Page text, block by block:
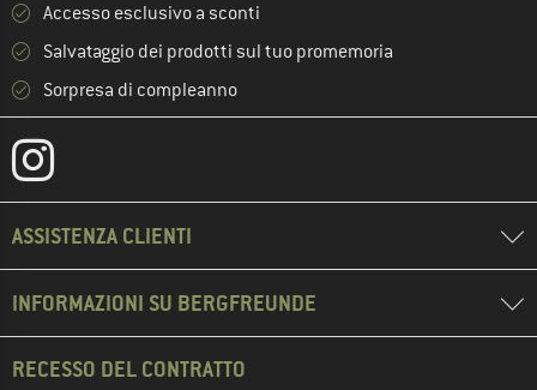
Accesso esclusivo a sconti
Salvataggio dei prodotti sul tuo promemoria
Sorpresa di compleanno
ASSISTENZA CLIENTI
INFORMAZIONI SU BERGFREUNDE
RECESSO DEL CONTRATTO